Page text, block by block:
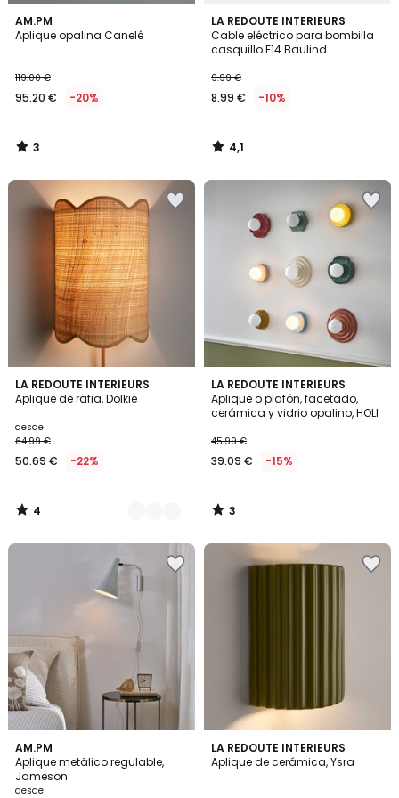
AM.PM
Aplique opalina Canelé
119.00 €
95.20 € -20%
3
/
3
/
LA REDOUTE INTERIEURS
Cable eléctrico para bombilla
casquillo E14 Baulind
9.99 €
8.99 € -10%
4,1
/ 5
4,1
/
LA REDOUTE INTERIEURS
Aplique de rafia, Dolkie
desde
64.99 €
50.69 € -22%
4
/
2
Colores
4
/
LA REDOUTE INTERIEURS
Aplique o plafón, facetado,
cerámica y vidrio opalino, HOLI
45.99 €
39.09 € -15%
3
/
5
3
/
AM.PM
Aplique metálico regulable,
Jameson
desde
4,6
/ 5
2
Colores
LA REDOUTE INTERIEURS
Aplique de cerámica, Ysra